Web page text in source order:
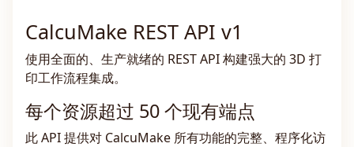
CalcuMake REST API v1
使用全面的、生产就绪的 REST API 构建强大的 3D 打
印工作流程集成。
每个资源超过 50 个现有端点
此 API 提供对 CalcuMake 所有功能的完整、程序化访